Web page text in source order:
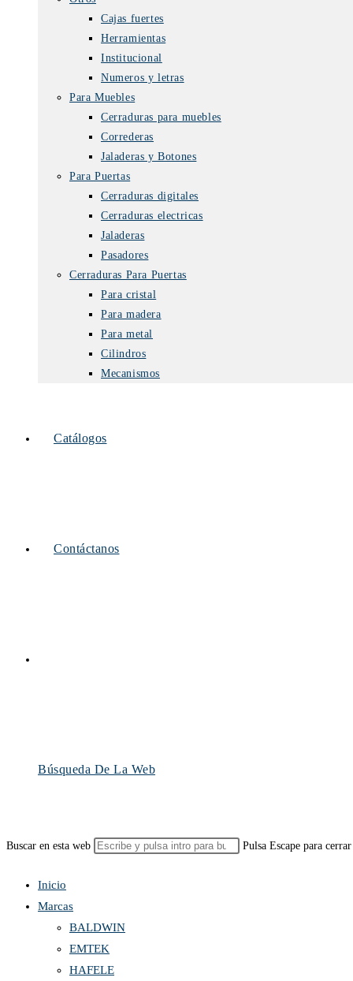
Cajas fuertes
Herramientas
Institucional
Numeros y letras
Para Muebles
Cerraduras para muebles
Correderas
Jaladeras y Botones
Para Puertas
Cerraduras digitales
Cerraduras electricas
Jaladeras
Pasadores
Cerraduras Para Puertas
Para cristal
Para madera
Para metal
Cilindros
Mecanismos
Catálogos
Contáctanos
Búsqueda De La Web
Buscar en esta web Pulsa Escape para
Inicio
Marcas
BALDWIN
EMTEK
HAFELE